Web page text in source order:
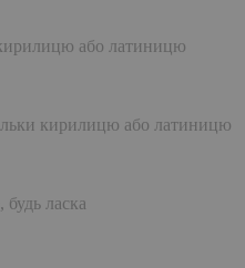
або латиницю
кирилицю або латиницю
ласка